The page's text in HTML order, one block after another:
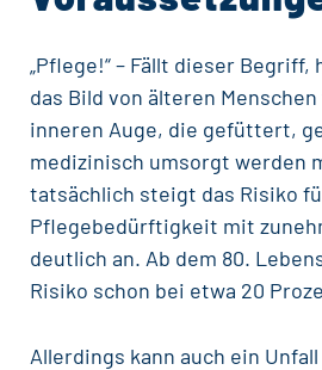
„Pflege!“ – Fällt dieser Begriff,
das Bild von älteren
inneren Auge, die gefüttert,
medizinisch umsorgt werden
tatsächlich steigt das Risiko
Pflegebedürftigkeit mit
deutlich an. Ab dem 80.
Risiko schon bei etwa 20
Allerdings kann auch ein